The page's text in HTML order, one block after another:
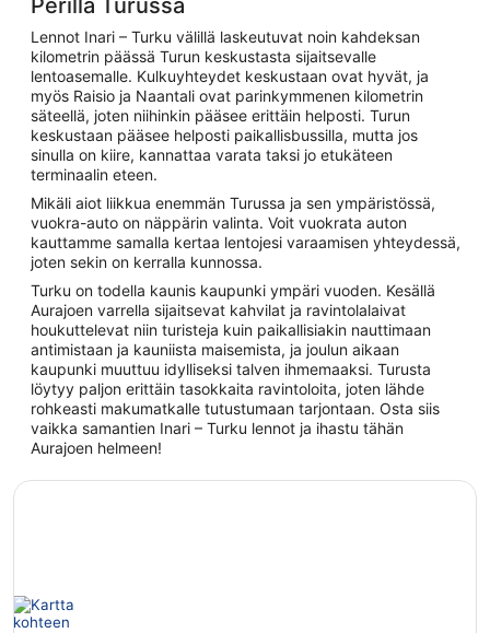
Perillä Turussa
Lennot Inari – Turku välillä laskeutuvat noin kahdeksan
kilometrin päässä Turun keskustasta sijaitsevalle
lentoasemalle. Kulkuyhteydet keskustaan ovat hyvät, ja
myös Raisio ja Naantali ovat parinkymmenen kilometrin
säteellä, joten niihinkin pääsee erittäin helposti. Turun
keskustaan pääsee helposti paikallisbussilla, mutta jos
sinulla on kiire, kannattaa varata taksi jo etukäteen
terminaalin eteen.
Mikäli aiot liikkua enemmän Turussa ja sen ympäristössä,
vuokra-auto on näppärin valinta. Voit vuokrata auton
kauttamme samalla kertaa lentojesi varaamisen yhteydessä,
joten sekin on kerralla kunnossa.
Turku on todella kaunis kaupunki ympäri vuoden. Kesällä
Aurajoen varrella sijaitsevat kahvilat ja ravintolalaivat
houkuttelevat niin turisteja kuin paikallisiakin nauttimaan
antimistaan ja kauniista maisemista, ja joulun aikaan
kaupunki muuttuu idylliseksi talven ihmemaaksi. Turusta
löytyy paljon erittäin tasokkaita ravintoloita, joten lähde
rohkeasti makumatkalle tutustumaan tarjontaan. Osta siis
vaikka samantien Inari – Turku lennot ja ihastu tähän
Aurajoen helmeen!